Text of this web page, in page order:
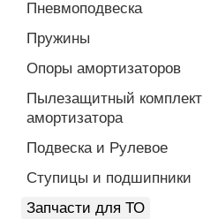
Пневмоподвеска
Пружины
Опоры амортизаторов
Пылезащитный комплект
амортизатора
Подвеска и Рулевое
Ступицы и подшипники
Запчасти для ТО